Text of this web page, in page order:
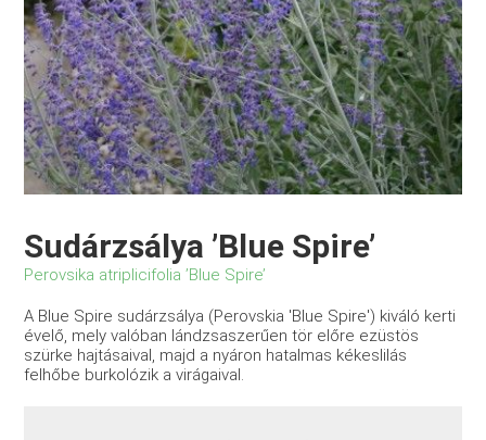
Sudárzsálya ’Blue Spire’
Perovsika atriplicifolia ’Blue Spire’
A Blue Spire sudárzsálya (Perovskia 'Blue Spire') kiváló kerti
évelő, mely valóban lándzsaszerűen tör előre ezüstös
szürke hajtásaival, majd a nyáron hatalmas kékeslilás
felhőbe burkolózik a virágaival.